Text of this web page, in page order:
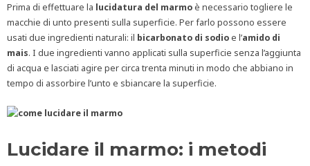
Prima di effettuare la lucidatura del marmoè necessario togliere le
macchie di unto presenti sulla superficie. Per farlo possono essere
usati due ingredienti naturali: il bicarbonato di sodioe l’amido di
mais. I due ingredienti vanno applicati sulla superficie senza l’aggiunta
di acqua e lasciati agire per circa trenta minuti in modo che abbiano in
tempo di assorbire l’unto e sbiancare la superficie.
Lucidare il marmo: i metodi